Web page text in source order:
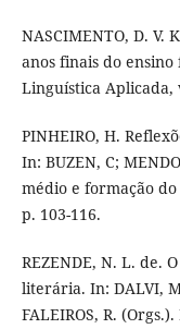
NASCIMENTO, D.
anos finais do
Linguística Aplicada,
PINHEIRO, H.
In: BUZEN, C;
médio e formação do
p. 103-116.
REZENDE, N. L. de.
literária. In: DALVI,
FALEIROS, R.